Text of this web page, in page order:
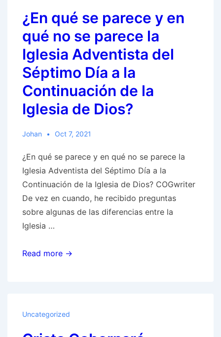
¿En qué se parece y en
qué no se parece la
Iglesia Adventista del
Séptimo Día a la
Continuación de la
Iglesia de Dios?
Johan Oct 7, 2021
¿En qué se parece y en qué no se parece la
Iglesia Adventista del Séptimo Día a la
Continuación de la Iglesia de Dios? COGwriter
De vez en cuando, he recibido preguntas
sobre algunas de las diferencias entre la
Iglesia …
¿En
Read more →
Uncategorized